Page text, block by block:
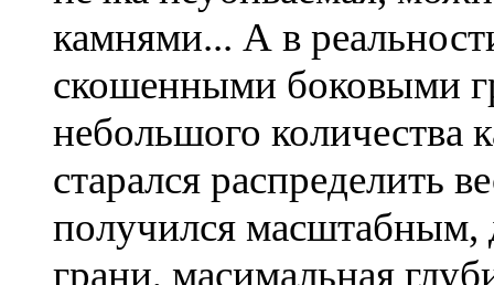
камнями... А в
скошенными боковыми
небольшого количества
старался распределить
получился масштабным,
грани, масимальная